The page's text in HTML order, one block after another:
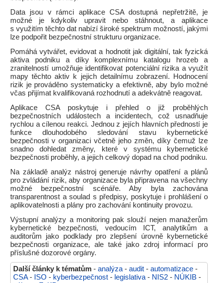
Data jsou v rámci aplikace CSA dostupná nepřetržitě, je
možné je kdykoliv upravit nebo stáhnout, a aplikace
s využitím těchto dat nabízí široké spektrum možností, jakými
lze podpořit bezpečnostní strukturu organizace.
Pomáhá vytvářet, evidovat a hodnotit jak digitální, tak fyzická
aktiva podniku a díky komplexnímu katalogu hrozeb a
zranitelností umožňuje identifikovat potenciální rizika a využít
mapy těchto aktiv k jejich detailnímu zobrazení. Hodnocení
rizik je prováděno systematicky a efektivně, aby bylo možné
včas přijímat kvalifikovaná rozhodnutí a adekvátně reagovat.
Aplikace CSA poskytuje i přehled o již proběhlých
bezpečnostních událostech a incidentech, což usnadňuje
rychlou a cílenou reakci. Jednou z jejích hlavních předností je
funkce dlouhodobého sledování stavu kybernetické
bezpečnosti v organizaci včetně jeho změn, díky čemuž lze
snadno dohledat změny, které v systému kybernetické
bezpečnosti proběhly, a jejich celkový dopad na chod podniku.
Na základě analýz nástroj generuje návrhy opatření a plánů
pro zvládání rizik, aby organizace byla připravena na všechny
možné bezpečnostní scénáře. Aby byla zachována
transparentnost a soulad s předpisy, poskytuje i prohlášení o
aplikovatelnosti a plány pro zachování kontinuity provozu.
Výstupní analýzy a monitoring pak slouží nejen manažerům
kybernetické bezpečnosti, vedoucím ICT, analytikům a
auditorům jako podklady pro zlepšení úrovně kybernetické
bezpečnosti organizace, ale také jako zdroj informací pro
příslušné dozorové orgány.
Další články k tématům - analýza - audit - automatizace -
CSA- ISO - kyberbezpečnost - legislativa - NIS2 - NÚKIB -